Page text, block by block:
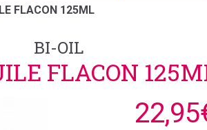
FLACON 125ML
BI-OIL
FLACON